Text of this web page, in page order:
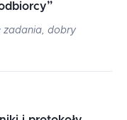
”
zadania, dobry